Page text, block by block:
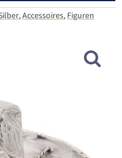
,Accessoires, Figuren